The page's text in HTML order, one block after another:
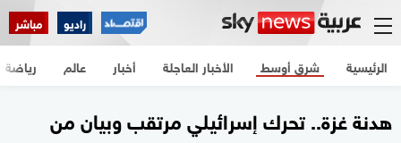
راديو مباشر
الرئيسية الأخبار العاجلة أخبار شرق أوسط عالم رياضة
هدنة غزة.. تحرك إسرائيلي مرتقب وبيان من